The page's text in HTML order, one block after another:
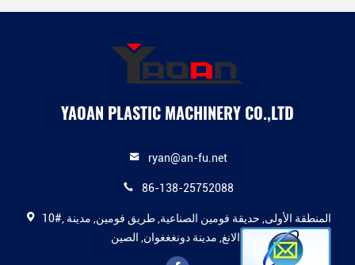
YAOAN PLASTIC MACHINERY CO.,LTD
ryan@an-fu.net
86-138-25752088
10#, المنطقة الأولى, حديقة فومين الصناعية, طريق فومين, مدينة
دالانغ, مدينة دونغغغوان, الصين